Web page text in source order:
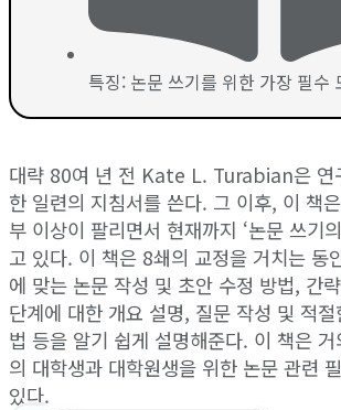
특징: 논문 쓰기를 위한 가장 필수
대략 80여 년 전 Kate L. Turabian은 연
한 일련의 지침서를 쓴다. 그 이후, 이 책
부 이상이 팔리면서 현재까지 ‘논문 쓰기
고 있다. 이 책은 8쇄의 교정을 거치는 동
에 맞는 논문 작성 및 초안 수정 방법, 간
단계에 대한 개요 설명, 질문 작성 및 적
법 등을 알기 쉽게 설명해준다. 이 책은
의 대학생과 대학원생을 위한 논문 관련
있다.